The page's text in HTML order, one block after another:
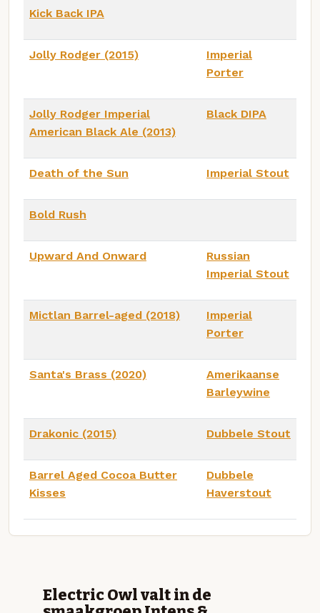
Kick Back IPA
Jolly Rodger (2015)
Imperial
Porter
Jolly Rodger Imperial
American Black Ale (2013)
Black DIPA
Death of the Sun Imperial Stout
Bold Rush
Upward And Onward
Russian
Imperial Stout
Mictlan Barrel-aged (2018)
Imperial
Porter
Santa's Brass (2020)
Amerikaanse
Barleywine
Drakonic (2015) Dubbele Stout
Barrel Aged Cocoa Butter
Kisses
Dubbele
Haverstout
Electric Owl valt in de